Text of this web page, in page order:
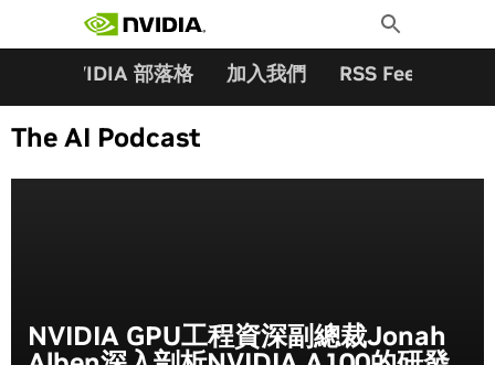
Toggle
Search
NVIDIA 部落格 加入我們 RSS Feeds
The AI Podcast
NVIDIA GPU工程資深副總裁Jonah